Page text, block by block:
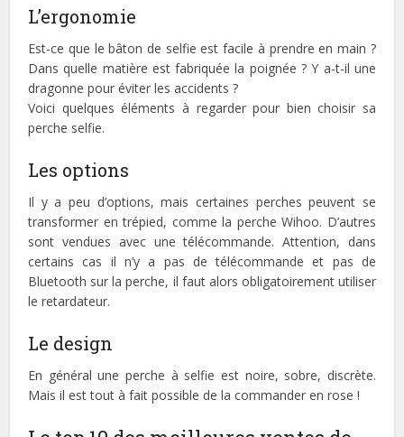
L’ergonomie
Est-ce que le bâton de selfie est facile à prendre en main ?
Dans quelle matière est fabriquée la poignée ? Y a-t-il une
dragonne pour éviter les accidents ?
Voici quelques éléments à regarder pour bien choisir sa
perche selfie.
Les options
Il y a peu d’options, mais certaines perches peuvent se
transformer en trépied, comme la perche Wihoo. D’autres
sont vendues avec une télécommande. Attention, dans
certains cas il n’y a pas de télécommande et pas de
Bluetooth sur la perche, il faut alors obligatoirement utiliser
le retardateur.
Le design
En général une perche à selfie est noire, sobre, discrète.
Mais il est tout à fait possible de la commander en rose !